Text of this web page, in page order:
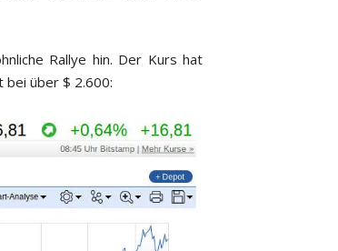
Rallye hin. Der Kurs hat
bei über $ 2.600: